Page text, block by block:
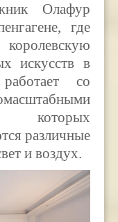
Олафур
где
искусств в
со
которых
различные
и воздух.